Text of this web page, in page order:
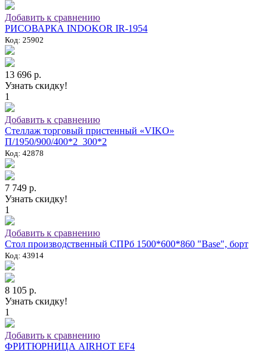
Добавить к сравнению
РИСОВАРКА INDOKOR IR-1954
Код: 25902
13 696 р.
Узнать скидку!
1
Добавить к сравнению
Стеллаж торговый пристенный «VIKO»
П/1950/900/400*2_300*2
Код: 42878
7 749 р.
Узнать скидку!
1
Добавить к сравнению
Стол производственный СПРб 1500*600*860 "Base", борт
Код: 43914
8 105 р.
Узнать скидку!
1
Добавить к сравнению
ФРИТЮРНИЦА AIRHOT EF4